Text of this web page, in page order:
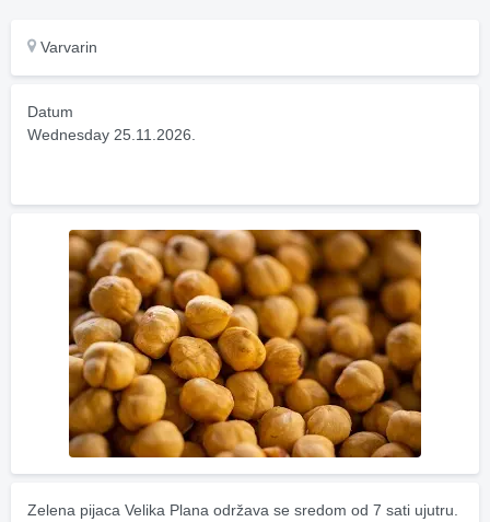
Varvarin
Datum
Wednesday 25.11.2026.
Zelena pijaca Velika Plana održava se sredom od 7 sati ujutru.